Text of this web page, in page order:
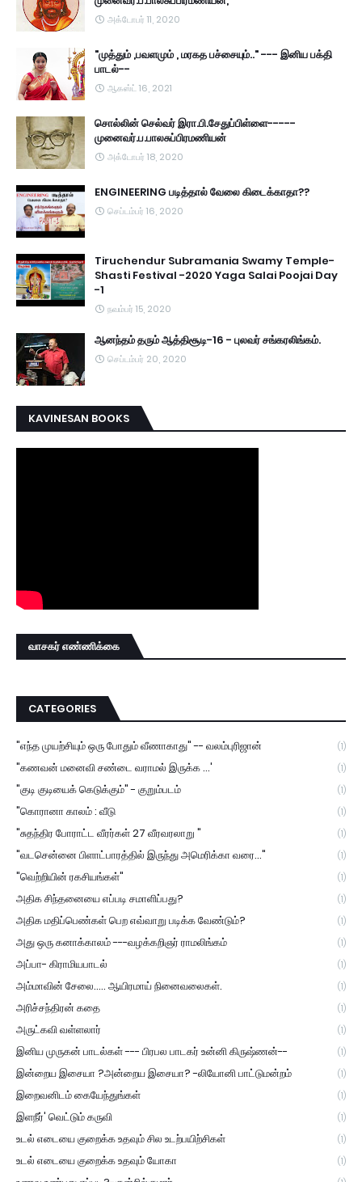
அக்டோபர் 11, 2020
"முத்தும் ,பவளமும் , மரகத பச்சையும்.." --- இனிய பக்தி
பாடல்--
ஆகஸ்ட் 16, 2021
சொல்லின் செல்வர் இரா.பி.சேதுப்பிள்ளை-----
முனைவர்.ப.பாலசுப்பிரமணியன்
அக்டோபர் 18, 2020
ENGINEERING படித்தால் வேலை கிடைக்காதா??
செப்டம்பர் 16, 2020
Tiruchendur Subramania Swamy Temple-
Shasti Festival -2020 Yaga Salai Poojai Day
-1
நவம்பர் 15, 2020
ஆனந்தம் தரும் ஆத்திசூடி-16 - புலவர் சங்கரலிங்கம்.
செப்டம்பர் 20, 2020
KAVINESAN BOOKS
வாசகர் எண்ணிக்கை
CATEGORIES
"எந்த முயற்சியும் ஒரு போதும் வீணாகாது" -- வலம்புரிஜான் (1)
"கணவன் மனைவி சண்டை வராமல் இருக்க ...' (1)
"குடி குடியைக் கெடுக்கும்" - குறும்படம் (1)
"கொரானா காலம் : வீடு (1)
"சுதந்திர போராட்ட வீரர்கள் 27 வீரவரலாறு " (1)
"வடசென்னை பிளாட்பாரத்தில் இருந்து அமெரிக்கா வரை..." (1)
"வெற்றியின் ரகசியங்கள்" (1)
அதிக சிந்தனையை எப்படி சமாளிப்பது? (1)
அதிக மதிப்பெண்கள் பெற எவ்வாறு படிக்க வேண்டும்? (1)
அது ஒரு கனாக்காலம் ---வழக்கறிஞர் ராமலிங்கம் (1)
அப்பா- கிராமியபாடல் (1)
அம்மாவின் சேலை..... ஆயிரமாய் நினைவலைகள். (1)
அரிச்சந்திரன் கதை (1)
அருட்கவி வள்ளலார் (1)
இனிய முருகன் பாடல்கள் --- பிரபல பாடகர் உன்னி கிருஷ்ணன்-- (1)
இன்றைய இசையா ?அன்றைய இசையா? -லியோனி பாட்டுமன்றம் (1)
இறைவனிடம் கையேந்துங்கள் (1)
இளநீர்' வெட்டும் கருவி (1)
உடல் எடையை குறைக்க உதவும் சில உடற்பயிற்சிகள் (1)
உடல் எடையை குறைக்க உதவும் யோகா (1)